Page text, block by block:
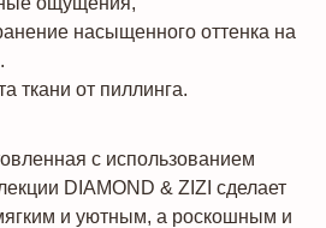
насыщенного оттенка на
ткани от пиллинга.
с использованием
DIAMOND & ZIZI сделает
и уютным, а роскошным и